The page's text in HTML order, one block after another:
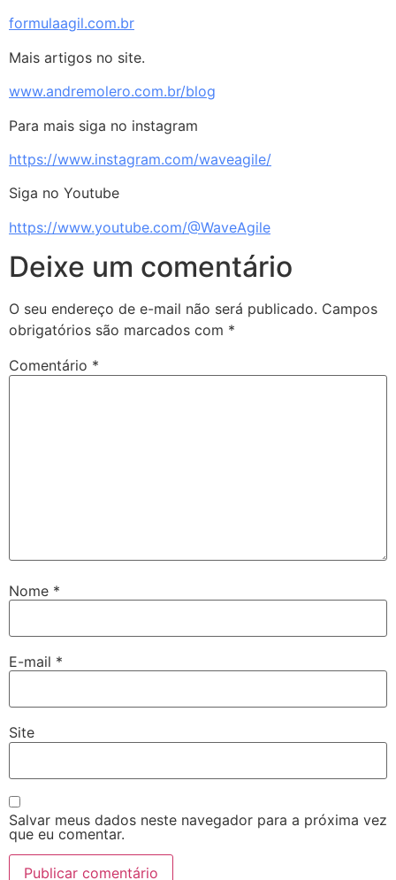
formulaagil.com.br
Mais artigos no site.
www.andremolero.com.br/blog
Para mais siga no instagram
https://www.instagram.com/waveagile/
Siga no Youtube
https://www.youtube.com/@WaveAgile
Deixe um comentário
O seu endereço de e-mail não será publicado. Campos
obrigatórios são marcados com *
Comentário *
Nome *
E-mail *
Site
Salvar meus dados neste navegador para a próxima vez
que eu comentar.